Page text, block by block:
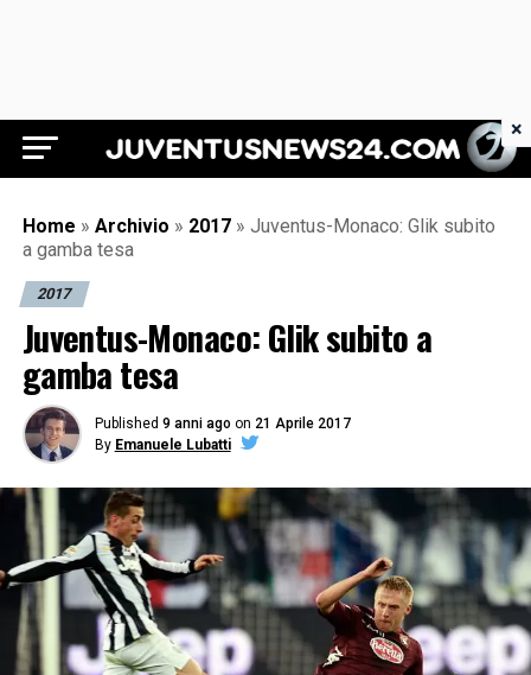
Juventus News 24
Home » Archivio » 2017 » Juventus-Monaco: Glik subito
a gamba tesa
2017
Juventus-Monaco: Glik subito a
gamba tesa
Published 9 anni ago on 21 Aprile 2017
By Emanuele Lubatti
×